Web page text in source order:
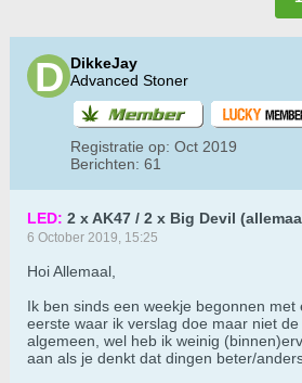
DikkeJay
Advanced Stoner
Registratie op: Oct 2019
Berichten: 61
LED: 2 x AK47 / 2 x Big Devil
6 October 2019, 15:25
Hoi Allemaal,
Ik ben sinds een weekje begonnen met
eerste waar ik verslag doe maar niet
algemeen, wel heb ik weinig
aan als je denkt dat dingen beter/